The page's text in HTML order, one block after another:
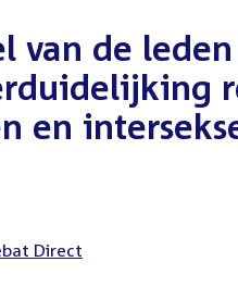
de leden
en
Direct